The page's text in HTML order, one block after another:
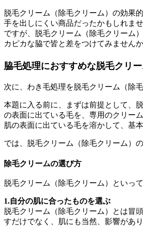
脱毛クリーム（除毛クリーム）の効果
手を出しにくい商品だったかもしれませ
ですが、脱毛クリーム（除毛クリーム
カピカな脇で皆と差をつけてみません
脇毛処理におすすめな脱毛クリ
次に、わき毛処理を脱毛クリーム（除
本題に入る前に、まずは前提として、
の表面に出ている毛を、専用のクリー
肌の表面に出ている毛を溶かして、基
では、脱毛クリーム（除毛クリーム）
除毛クリームの選び方
脱毛クリーム（除毛クリーム）といっ
1.自分の肌に合ったものを選ぶ
脱毛クリーム（除毛クリーム）とは冒
すだけでなく、肌にも当然、影響があり